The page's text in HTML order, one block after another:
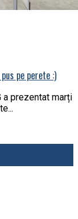
pe perete :)
a prezentat marți